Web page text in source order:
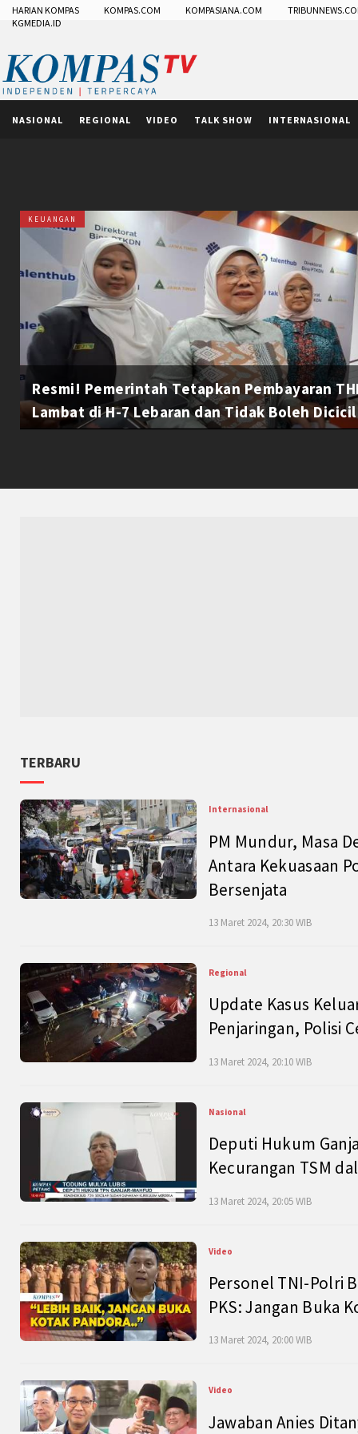
HARIAN KOMPAS KOMPAS.COM KOMPASIANA.COM
KGMEDIA.ID
NASIONAL REGIONAL VIDEO TALK SHOW INTERNASIONAL
KEUANGAN
Resmi! Pemerintah Tetapkan Pembayaran
Lambat di H-7 Lebaran dan Tidak Boleh Dicicil
TERBARU
Internasional
PM Mundur, Masa
Antara Kekuasaan
Bersenjata
13 Maret 2024, 20:30 WIB
Regional
Update Kasus
Penjaringan, Polisi
13 Maret 2024, 20:10 WIB
Nasional
Deputi Hukum
Kecurangan TSM
13 Maret 2024, 20:05 WIB
Video
Personel TNI-Polri
PKS: Jangan Buka
13 Maret 2024, 20:00 WIB
Video
Jawaban Anies